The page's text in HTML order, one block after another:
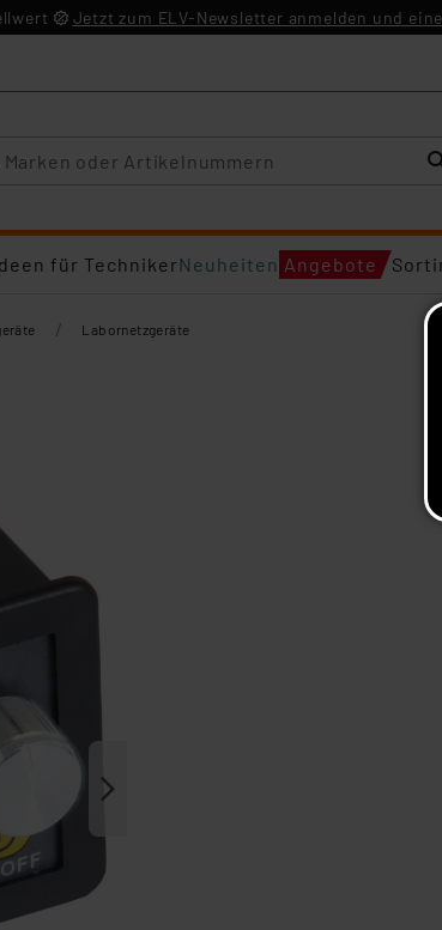
Jetzt zum ELV-Newsletter anmelden und
für TechnikerNeuheiten Angebote
/ Labornetzgeräte